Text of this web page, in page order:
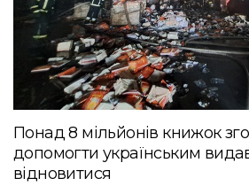
Понад 8 мільйонів книжок
допомогти українським
відновитися